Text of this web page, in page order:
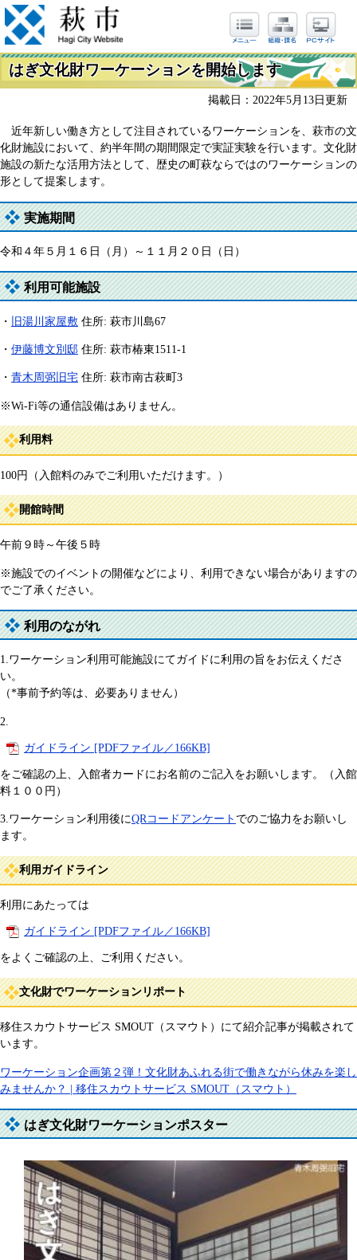
はぎ文化財ワーケーションを開始します
掲載日：2022年5月13日更新
近年新しい働き方として注目されているワーケーションを、萩市の文
化財施設において、約半年間の期間限定で実証実験を行います。文化財
施設の新たな活用方法として、歴史の町萩ならではのワーケーションの
形として提案します。
実施期間
令和４年５月１６日（月）～１１月２０日（日）
利用可能施設
・ 旧湯川家屋敷 住所: 萩市川島67
・ 伊藤博文別邸 住所: 萩市椿東1511-1
・ 青木周弼旧宅 住所: 萩市南古萩町3
※Wi-Fi等の通信設備はありません。
利用料
100円（入館料のみでご利用いただけます。）
開館時間
午前９時～午後５時
※施設でのイベントの開催などにより、利用できない場合がありますの
でご了承ください。
利用のながれ
1.ワーケーション利用可能施設にてガイドに利用の旨をお伝えくださ
い。
（*事前予約等は、必要ありません）
2.
ガイドライン [PDFファイル／166KB]
をご確認の上、入館者カードにお名前のご記入をお願いします。（入館
料１００円）
3.ワーケーション利用後にQRコードアンケート でのご協力をお願いし
ます。
利用ガイドライン
利用にあたっては
ガイドライン [PDFファイル／166KB]
をよくご確認の上、ご利用ください。
文化財でワーケーションリポート
移住スカウトサービス SMOUT（スマウト）にて紹介記事が掲載されて
います。
ワーケーション企画第２弾！文化財あふれる街で働きながら休みを楽し
みませんか？ | 移住スカウトサービス SMOUT（スマウト）
はぎ文化財ワーケーションポスター